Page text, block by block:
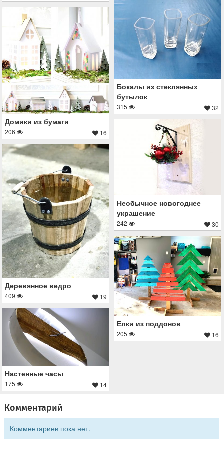
Бокалы из стеклянных
бутылок
315 32
Домики из бумаги
206 16
Необычное новогоднее
украшение
242 30
Деревянное ведро
409 19
Елки из поддонов
205 16
Настенные часы
175 14
Комментарий
Комментариев пока нет.